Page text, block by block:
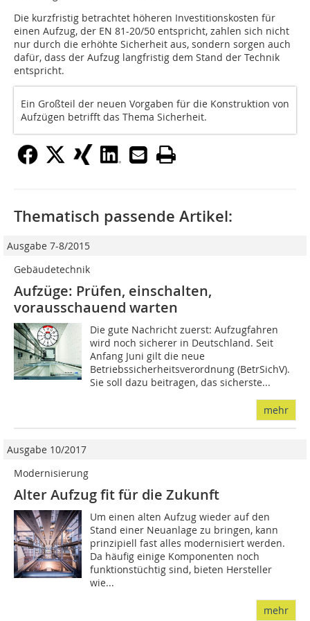
Die kurzfristig betrachtet höheren Investitionskosten für
einen Aufzug, der EN 81-20/50 entspricht, zahlen sich nicht
nur durch die erhöhte Sicherheit aus, sondern sorgen auch
dafür, dass der Aufzug langfristig dem Stand der Technik
entspricht.
Ein Großteil der neuen Vorgaben für die Konstruktion von
Aufzügen betrifft das Thema Sicherheit.
Thematisch passende Artikel:
Ausgabe 7-8/2015
Gebäudetechnik
Aufzüge: Prüfen, einschalten,
vorausschauend warten
Die gute Nachricht zuerst: Aufzugfahren
wird noch sicherer in Deutschland. Seit
Anfang Juni gilt die neue
Betriebssicherheitsverordnung (BetrSichV).
Sie soll dazu beitragen, das sicherste...
mehr
Ausgabe 10/2017
Modernisierung
Alter Aufzug fit für die Zukunft
Um einen alten Aufzug wieder auf den
Stand einer Neuanlage zu bringen, kann
prinzipiell fast alles modernisiert werden.
Da häufig einige Komponenten noch
funktionstüchtig sind, bieten Hersteller
wie...
mehr